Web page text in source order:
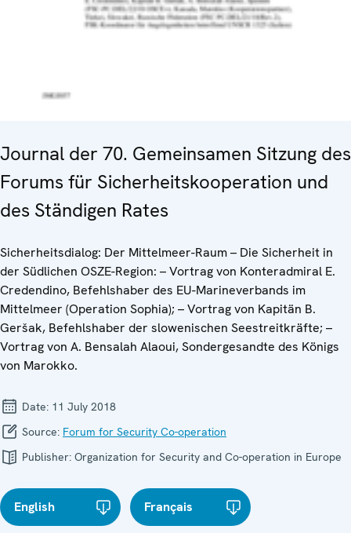
Journal der 70. Gemeinsamen Sitzung des
Forums für Sicherheitskooperation und
des Ständigen Rates
Sicherheitsdialog: Der Mittelmeer-Raum – Die Sicherheit in
der Südlichen OSZE-Region: – Vortrag von Konteradmiral E.
Credendino, Befehlshaber des EU-Marineverbands im
Mittelmeer (Operation Sophia); – Vortrag von Kapitän B.
Geršak, Befehlshaber der slowenischen Seestreitkräfte; –
Vortrag von A. Bensalah Alaoui, Sondergesandte des Königs
von Marokko.
Date: 11 July 2018
Source: Forum for Security Co-operation
Publisher: Organization for Security and Co-operation in Europe
English Français